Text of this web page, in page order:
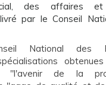
des affaires
par le Conseil
National des
"l'avenir de la